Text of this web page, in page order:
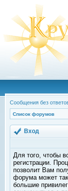
Сообщения без
Список форумов
Вход
Для того, чтобы
регистрации.
позволит Вам
форума может
большие